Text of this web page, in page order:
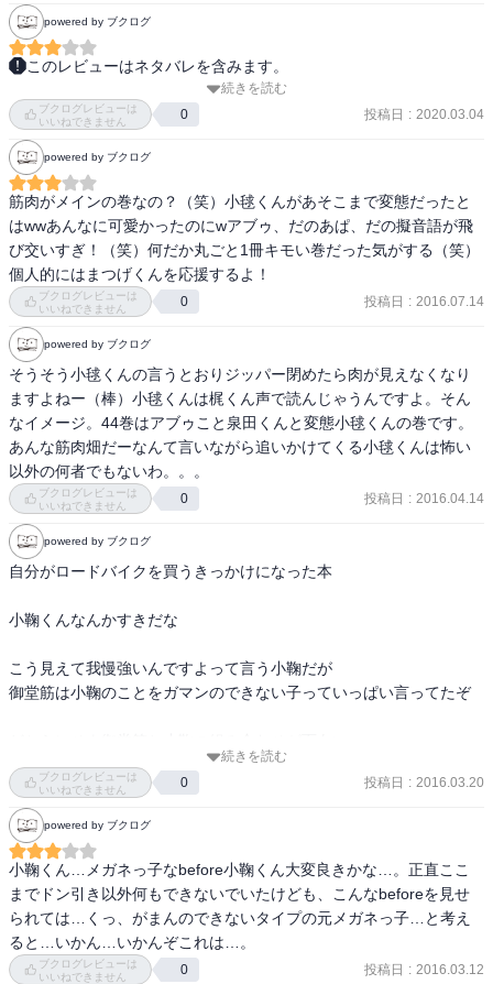
powered by ブクログ
このレビューはネタバレを含みます。
レース中の回想はもうパターンだが、時々興醒めしてしまうことも
あるのが正直なところ。
小鞠と泉田のやり取りは面白かった。
続きを読む
ブクログレビューは
いいねできません
0 投稿日 : 2020.03.04
powered by ブクログ
筋肉がメインの巻なの？（笑）小毬くんがあそこまで変態だったと
はwwあんなに可愛かったのにwアブゥ、だのあぱ、だの擬音語が飛
び交いすぎ！（笑）何だか丸ごと1冊キモい巻だった気がする（笑）
個人的にはまつげくんを応援するよ！
ブクログレビューは
いいねできません
0 投稿日 : 2016.07.14
powered by ブクログ
そうそう小毬くんの言うとおりジッパー閉めたら肉が見えなくなり
ますよねー（棒）小毬くんは梶くん声で読んじゃうんですよ。そん
なイメージ。44巻はアブゥこと泉田くんと変態小毬くんの巻です。
あんな筋肉畑だーなんて言いながら追いかけてくる小毬くんは怖い
以外の何者でもないわ。。。
ブクログレビューは
いいねできません
0 投稿日 : 2016.04.14
powered by ブクログ
自分がロードバイクを買うきっかけになった本
小鞠くんなんかすきだな
こう見えて我慢強いんですよって言う小鞠だが
御堂筋は小鞠のことをガマンのできない子っていっぱい言ってたぞ
告白、マッサージ、作者わざとやってる
続きを読む
ブクログレビューは
いいねできません
0 投稿日 : 2016.03.20
powered by ブクログ
小鞠くん…メガネっ子なbefore小鞠くん大変良きかな…。正直ここ
までドン引き以外何もできないでいたけども、こんなbeforeを見せ
られては…くっ、がまんのできないタイプの元メガネっ子…と考え
ると…いかん…いかんぞこれは…。
ブクログレビューは
いいねできません
0 投稿日 : 2016.03.12